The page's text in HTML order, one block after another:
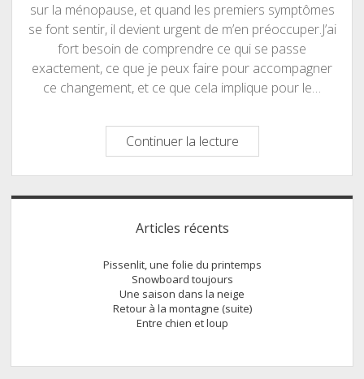
sur la ménopause, et quand les premiers symptômes
se font sentir, il devient urgent de m’en préoccuper.J’ai
fort besoin de comprendre ce qui se passe
exactement, ce que je peux faire pour accompagner
ce changement, et ce que cela implique pour le…
Continuer la lectureAutour
de
la
ménopause
Sidebar
Articles récents
Pissenlit, une folie du printemps
Snowboard toujours
Une saison dans la neige
Retour à la montagne (suite)
Entre chien et loup